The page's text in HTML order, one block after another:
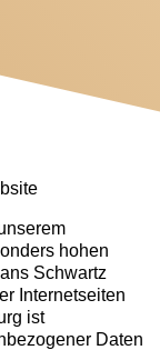
hohen
Schwartz
Internetseiten
ist
Daten